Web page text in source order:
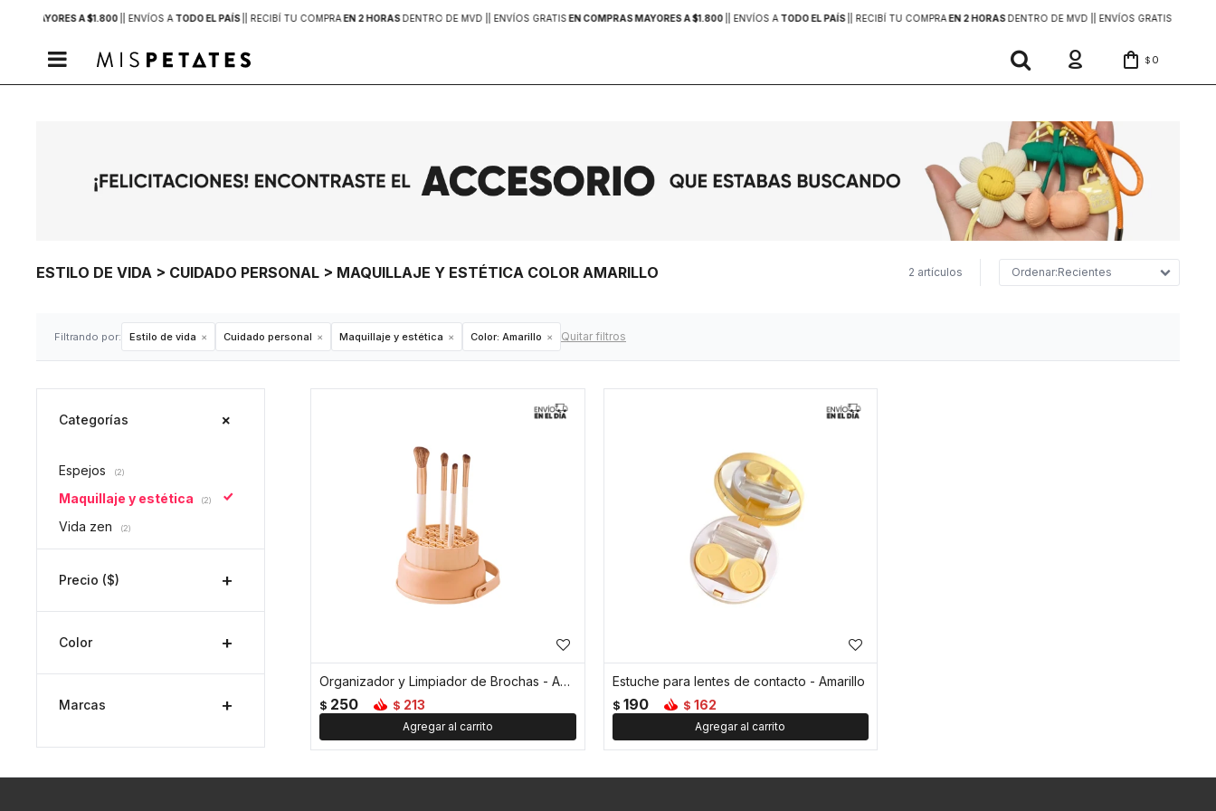
MAYORES A $1.800 | ENVÍOS A TODO EL PAÍS | RECIBÍ TU COMPRAEN 2 HORASDENTRO DE MVD | | ENVÍOS GRATISEN COMPRAS MAYORES A $1.800 | ENVÍOS A TODO EL PAÍS | RECIBÍ TU COMPRAEN 2 HORASDENTRO DE MVD | | ENVÍOS GRATIS
 $ 0
ESTILO DE VIDA > CUIDADO PERSONAL > MAQUILLAJE Y ESTÉTICA COLOR AMARILLO 2 artículos Recientes
Filtrando por: Estilo de vida Cuidado personal Maquillaje y estética Color: Amarillo Quitar filtros
Organizador y Limpiador de Brochas - Amarillo
$ 250 $ 213
Estuche para lentes de contacto - Amarillo
$ 190 $ 162
Categorías
Espejos (2)
Maquillaje y estética (2)
Vida zen (2)
Precio ($)
Color
Marcas